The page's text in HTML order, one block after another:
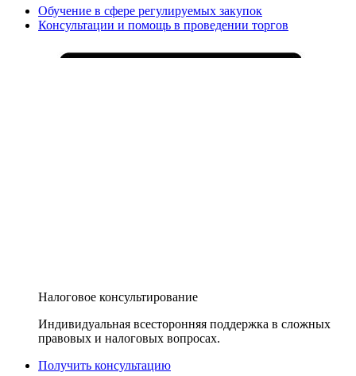
Обучение в сфере регулируемых закупок
Консультации и помощь в проведении торгов
Налоговое консультирование
Индивидуальная всесторонняя поддержка в сложных
правовых и налоговых вопросах.
Получить консультацию